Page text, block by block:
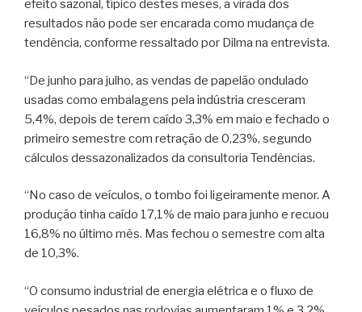
efeito sazonal, típico destes meses, a virada dos
resultados não pode ser encarada como mudança de
tendência, conforme ressaltado por Dilma na entrevista.
“De junho para julho, as vendas de papelão ondulado
usadas como embalagens pela indústria cresceram
5,4%, depois de terem caído 3,3% em maio e fechado o
primeiro semestre com retração de 0,23%, segundo
cálculos dessazonalizados da consultoria Tendências.
“No caso de veículos, o tombo foi ligeiramente menor. A
produção tinha caído 17,1% de maio para junho e recuou
16,8% no último mês. Mas fechou o semestre com alta
de 10,3%.
“O consumo industrial de energia elétrica e o fluxo de